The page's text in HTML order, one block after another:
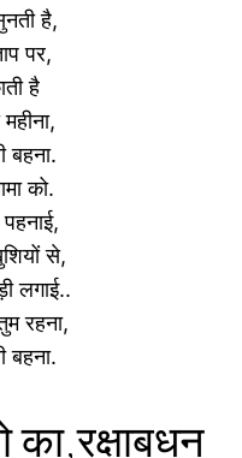
है,
पर,
है
बहना.
को.
से,
लगाई..
रहना,
बहना.
का,रक्षाबधन